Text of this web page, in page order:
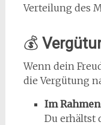
Verteilung des
💰
Wenn dein
die Vergütung
Im
Du erhältst